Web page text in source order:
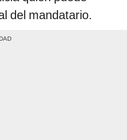
del mandatario.